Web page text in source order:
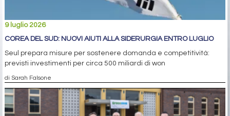
9 luglio 2026
COREA DEL SUD: NUOVI AIUTI ALLA SIDERURGIA ENTRO LUGLIO
Seul prepara misure per sostenere domanda e competitività:
previsti investimenti per circa 500 miliardi di won
di Sarah Falsone